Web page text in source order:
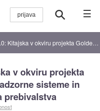
☰
Shield gradi videonadzorne sisteme in biometrično bazo celotnega prebivalstva
v okviru projekta
sisteme in
prebivalstva